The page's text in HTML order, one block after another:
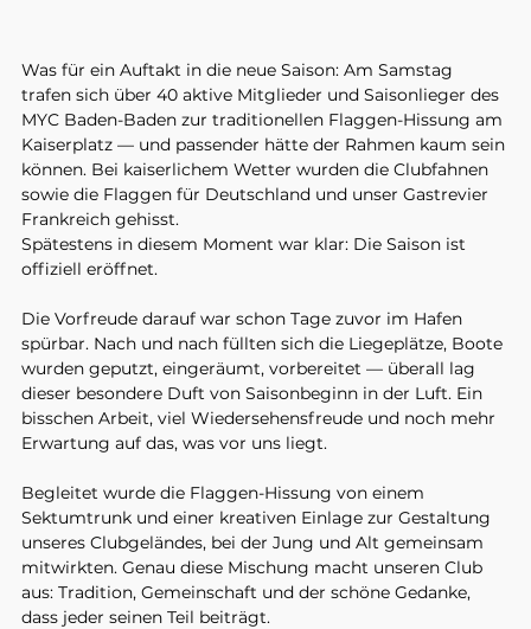
Was für ein Auftakt in die neue Saison: Am Samstag
trafen sich über 40 aktive Mitglieder und Saisonlieger des
MYC Baden-Baden zur traditionellen Flaggen-Hissung am
Kaiserplatz — und passender hätte der Rahmen kaum sein
können. Bei kaiserlichem Wetter wurden die Clubfahnen
sowie die Flaggen für Deutschland und unser Gastrevier
Frankreich gehisst.
Spätestens in diesem Moment war klar: Die Saison ist
offiziell eröffnet.
Die Vorfreude darauf war schon Tage zuvor im Hafen
spürbar. Nach und nach füllten sich die Liegeplätze, Boote
wurden geputzt, eingeräumt, vorbereitet — überall lag
dieser besondere Duft von Saisonbeginn in der Luft. Ein
bisschen Arbeit, viel Wiedersehensfreude und noch mehr
Erwartung auf das, was vor uns liegt.
Begleitet wurde die Flaggen-Hissung von einem
Sektumtrunk und einer kreativen Einlage zur Gestaltung
unseres Clubgeländes, bei der Jung und Alt gemeinsam
mitwirkten. Genau diese Mischung macht unseren Club
aus: Tradition, Gemeinschaft und der schöne Gedanke,
dass jeder seinen Teil beiträgt.